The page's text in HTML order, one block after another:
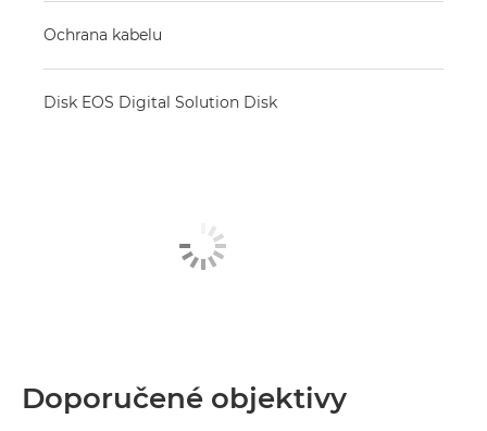
Ochrana kabelu
Disk EOS Digital Solution Disk
Doporučené objektivy